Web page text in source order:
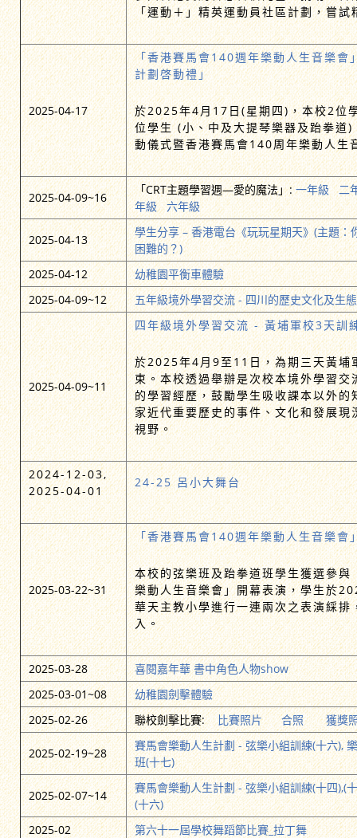
「運動＋」精英運動員社區計劃，嘗試
2025-04-17
「香港賽馬會140週年樂動人生音樂會
計劃啓動禮」
於2025年4月17日(星期四)，本校2位
位學生 (小、中及大提琴樂器及跆拳道
動儀式暨香港賽馬會140周年樂動人生
2025-04-09~16
「CRT主題學習週—愛的魔法」: 一年級
二
年級
六年級
2025-04-13
學生分享 – 香港電台《玩玩星期天》(主題：
困難的？)
2025-04-12
幼稚園平衡車體驗
2025-04-09~12
五年級境外學習交流 - 四川的歷史文化及生
2025-04-09~11
四年級境外學習交流 - 黃埔軍校3天訓
於2025年4月9至11日，為期三天黃埔
束。本校透過舉辦是次校本境外學習交
的學習經歷，鼓勵學生吸收課本以外
家近代重要歷史的事件、文化和發展現
視野。
2024-12-03,
2025-04-01
24-25 呂小大舞台
2025-03-22~31
「香港賽馬會140週年樂動人生音樂會
本校的弦樂班及跆拳道班學生獲選參
樂動人生音樂會」開幕表演，學生於
華天主教小學進行一連兩次之表演綵排
入。
2025-03-28
喜閱嘉年華 書中角色人物show
2025-03-01~08
幼稚園劍擊體驗
2025-02-26
聯校劍擊比賽: 比賽照片 合照獲獎
2025-02-19~28
賽馬會樂動人生計劃 - 弦樂小組訓練(十六),
班(十七)
2025-02-07~14
賽馬會樂動人生計劃 - 弦樂小組訓練(十四),(
(十六)
2025-02
第六十一屆學校舞蹈節比賽_拉丁舞